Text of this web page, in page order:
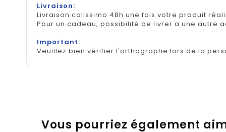
Livraison:
Livraison colissimo 48h une fois votre produit
Pour un cadeau, possibilité de livrer a une autre
Important:
Veuillez bien vérifier l'orthographe lors de la
Vous pourriez également